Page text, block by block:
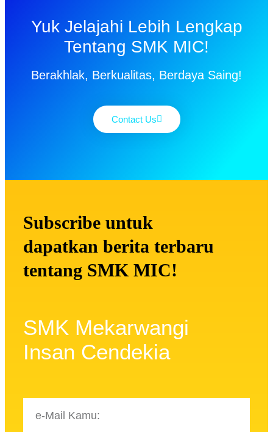
Yuk Jelajahi Lebih Lengkap
Tentang SMK MIC!
Berakhlak, Berkualitas, Berdaya Saing!
Contact Us
Subscribe untuk
dapatkan berita terbaru
tentang SMK MIC!
SMK Mekarwangi
Insan Cendekia